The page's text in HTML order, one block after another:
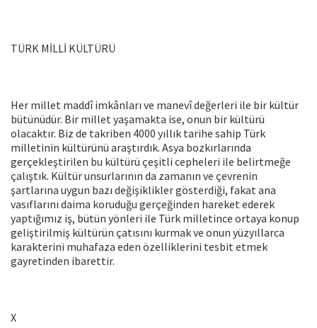
TÜRK MİLLİ KÜLTÜRÜ
Her millet maddî imkânları ve manevî değerleri ile bir kültür
bütünüdür. Bir millet yaşamakta ise, onun bir kültürü
olacaktır. Biz de takriben 4000 yıllık tarihe sahip Türk
milletinin kültürünü araştırdık. Asya bozkırlarında
gerçekleştirilen bu kültürü çeşitli cepheleri ile belirtmeğe
çalıştık. Kültür unsurlarının da zamanın ve çevrenin
şartlarına uygun bazı değişiklikler gösterdiği, fakat ana
vasıflarını daima koruduğu gerçeğinden hareket ederek
yaptığımız iş, bütün yönleri ile Türk milletince ortaya konup
geliştirilmiş kültürün çatısını kurmak ve onun yüzyıllarca
karakterini muhafaza eden özelliklerini tesbit etmek
gayretinden ibarettir.
X